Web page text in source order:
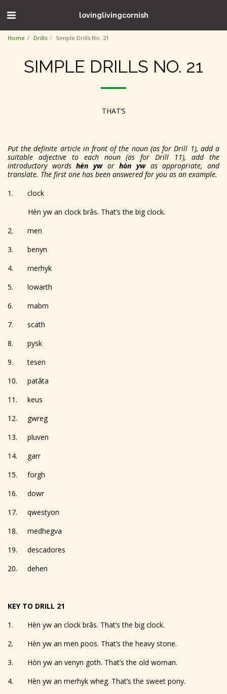
lovinglivingcornish
Home Drills Simple Drills No. 21
SIMPLE DRILLS NO. 21
THAT’S
Put the definite article in front of the noun (as for Drill 1), add a
suitable adjective to each noun (as for Drill 11), add the
introductory wordshèn yworhòn yw as appropriate, and
translate. The first one has been answered for you as an example.
1. clock
Hèn yw an clock brâs. That’s the big clock.
2. men
3. benyn
4. merhyk
5. lowarth
6. mabm
7. scath
8. pysk
9. tesen
10. patâta
11. keus
12. gwreg
13. pluven
14. garr
15. forgh
16. dowr
17. qwestyon
18. medhegva
19. descadores
20. dehen
KEY TO DRILL 21
1. Hèn yw an clock brâs. That’s the big clock.
2. Hèn yw an men poos. That’s the heavy stone.
3. Hòn yw an venyn goth. That’s the old woman.
4. Hèn yw an merhyk wheg. That’s the sweet pony.